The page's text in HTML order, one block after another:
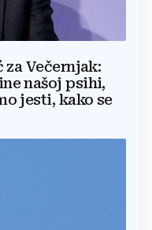
za Večernjak:
našoj psihi,
jesti, kako se